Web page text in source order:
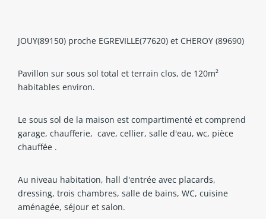
JOUY(89150) proche EGREVILLE(77620) et CHEROY (89690)
Pavillon sur sous sol total et terrain clos, de 120m²
habitables environ.
Le sous sol de la maison est compartimenté et comprend
garage, chaufferie, cave, cellier, salle d'eau, wc, pièce
chauffée .
Au niveau habitation, hall d'entrée avec placards,
dressing, trois chambres, salle de bains, WC, cuisine
aménagée, séjour et salon.